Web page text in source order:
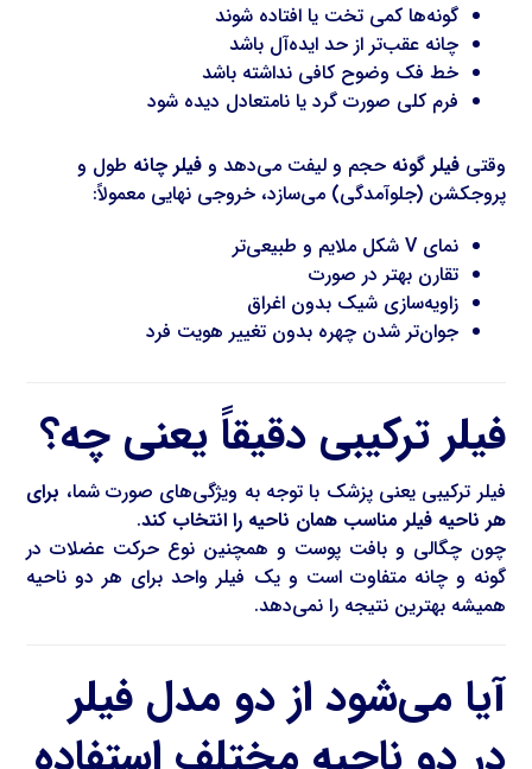
گونه‌ها کمی تخت یا افتاده شوند
چانه عقب‌تر از حد ایده‌آل باشد
خط فک وضوح کافی نداشته باشد
فرم کلی صورت گرد یا نامتعادل دیده شود
وقتیفیلر گونه حجم و لیفت می‌دهد وفیلر چانه طول و
پروجکشن (جلوآمدگی) می‌سازد، خروجی نهایی معمولاً:
نمای V شکل ملایم و طبیعی‌تر
تقارن بهتر در صورت
زاویه‌سازی شیک بدون اغراق
جوان‌تر شدن چهره بدون تغییر هویت فرد
فیلر ترکیبی دقیقاً یعنی چه؟
فیلر ترکیبی یعنی پزشک با توجه به ویژگی‌های صورت شما، برای
هر ناحیه فیلر مناسب همان ناحیه را انتخاب کند.
چون چگالی و بافت پوست و همچنین نوع حرکت عضلات در
گونه و چانه متفاوت است و یک فیلر واحد برای هر دو ناحیه
همیشه بهترین نتیجه را نمی‌دهد.
آیا می‌شود از دو مدل فیلر